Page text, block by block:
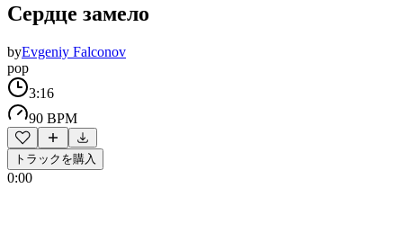
Сердце замело
byEvgeniy Falconov
pop
3:16
90 BPM
トラックを購入
0:00